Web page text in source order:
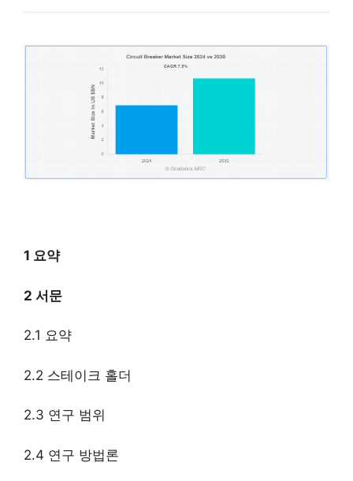
1 요약
2 서문
2.1 요약
2.2 스테이크 홀더
2.3 연구 범위
2.4 연구 방법론